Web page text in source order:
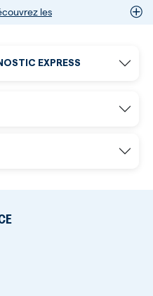
les
EXPRESS